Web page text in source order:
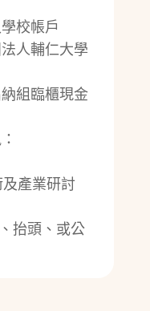
校帳戶
人輔仁大學
組臨櫃現金
產業研討
抬頭、或公